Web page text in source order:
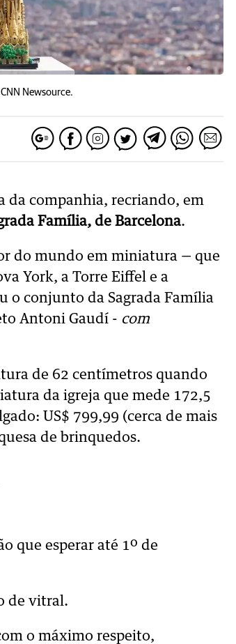
Newsource.
da companhia, recriando, em
Família, de Barcelona.
do mundo em miniatura — que
York, a Torre Eiffel e a
o conjunto da Sagrada Família
Antoni Gaudí - com
de 62 centímetros quando
da igreja que mede 172,5
US$ 799,99 (cerca de mais
de brinquedos.
que esperar até 1º de
de vitral.
o máximo respeito,